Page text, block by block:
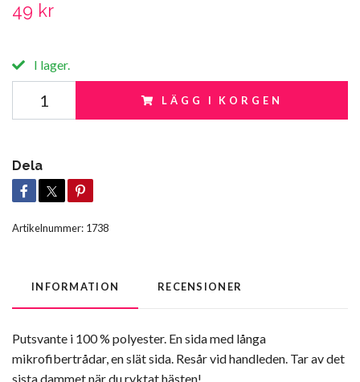
49 kr
I lager.
LÄGG I KORGEN
Dela
Artikelnummer: 1738
INFORMATION RECENSIONER
Putsvante i 100 % polyester. En sida med långa
mikrofibertrådar, en slät sida. Resår vid handleden. Tar av det
sista dammet när du ryktat hästen!